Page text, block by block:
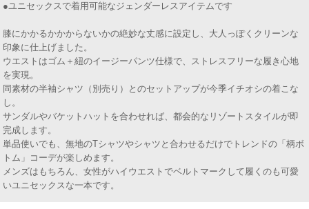
●ユニセックスで着用可能なジェンダーレスアイテムです
膝にかかるかかからないかの絶妙な丈感に設定し、大人っぽくクリーンな
印象に仕上げました。
ウエストはゴム＋紐のイージーパンツ仕様で、ストレスフリーな履き心地
を実現。
同素材の半袖シャツ（別売り）とのセットアップが今季イチオシの着こな
し。
サンダルやバケットハットを合わせれば、都会的なリゾートスタイルが即
完成します。
単品使いでも、無地のTシャツやシャツと合わせるだけでトレンドの「柄ボ
トム」コーデが楽しめます。
メンズはもちろん、女性がハイウエストでベルトマークして履くのも可愛
いユニセックスな一本です。